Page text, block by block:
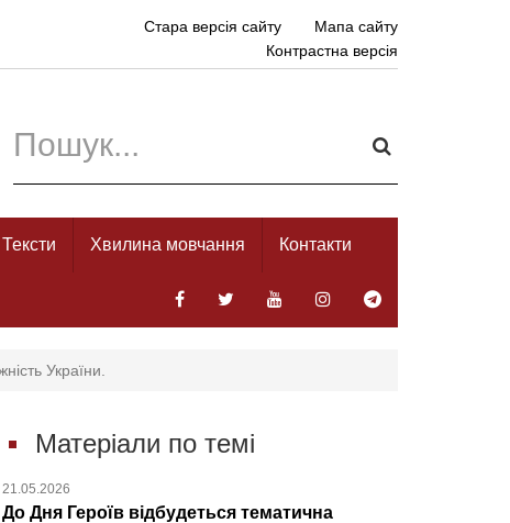
Стара версія сайту
Мапа сайту
Контрастна версія
Тексти Хвилина мовчання Контакти
України.
Матеріали по темі
21.05.2026
До Дня Героїв відбудеться тематична